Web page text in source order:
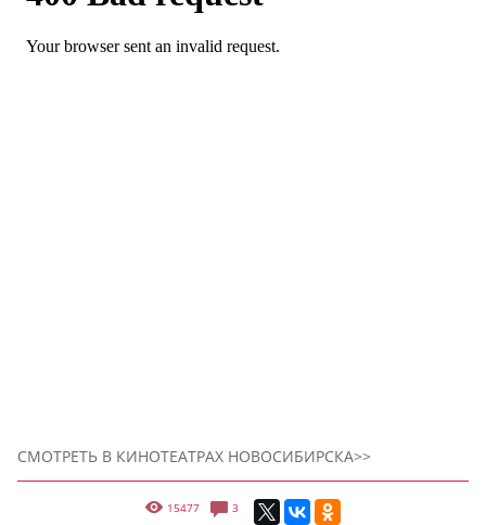
СМОТРЕТЬ В КИНОТЕАТРАХ НОВОСИБИРСКА>>
15477 3